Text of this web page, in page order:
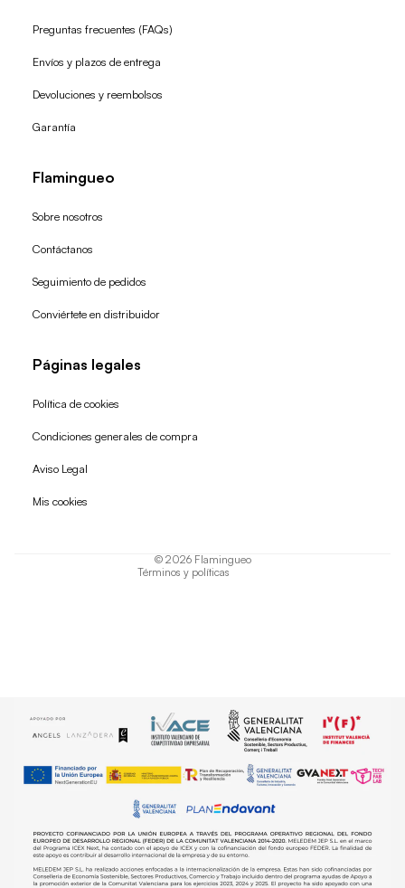
Preguntas frecuentes (FAQs)
Envíos y plazos de entrega
Devoluciones y reembolsos
Garantía
Flamingueo
Sobre nosotros
Contáctanos
Seguimiento de pedidos
Conviértete en distribuidor
Páginas legales
Política de cookies
Condiciones generales de compra
Aviso Legal
Mis cookies
© 2026 Flamingueo
Términos y políticas